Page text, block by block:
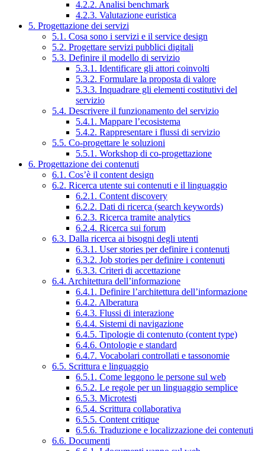
4.2.2. Analisi benchmark
4.2.3. Valutazione euristica
5. Progettazione dei servizi
5.1. Cosa sono i servizi e il service design
5.2. Progettare servizi pubblici digitali
5.3. Definire il modello di servizio
5.3.1. Identificare gli attori coinvolti
5.3.2. Formulare la proposta di valore
5.3.3. Inquadrare gli elementi costitutivi del
servizio
5.4. Descrivere il funzionamento del servizio
5.4.1. Mappare l’ecosistema
5.4.2. Rappresentare i flussi di servizio
5.5. Co-progettare le soluzioni
5.5.1. Workshop di co-progettazione
6. Progettazione dei contenuti
6.1. Cos’è il content design
6.2. Ricerca utente sui contenuti e il linguaggio
6.2.1. Content discovery
6.2.2. Dati di ricerca (search keywords)
6.2.3. Ricerca tramite analytics
6.2.4. Ricerca sui forum
6.3. Dalla ricerca ai bisogni degli utenti
6.3.1. User stories per definire i contenuti
6.3.2. Job stories per definire i contenuti
6.3.3. Criteri di accettazione
6.4. Architettura dell’informazione
6.4.1. Definire l’architettura dell’informazione
6.4.2. Alberatura
6.4.3. Flussi di interazione
6.4.4. Sistemi di navigazione
6.4.5. Tipologie di contenuto (content type)
6.4.6. Ontologie e standard
6.4.7. Vocabolari controllati e tassonomie
6.5. Scrittura e linguaggio
6.5.1. Come leggono le persone sul web
6.5.2. Le regole per un linguaggio semplice
6.5.3. Microtesti
6.5.4. Scrittura collaborativa
6.5.5. Content critique
6.5.6. Traduzione e localizzazione dei contenuti
6.6. Documenti